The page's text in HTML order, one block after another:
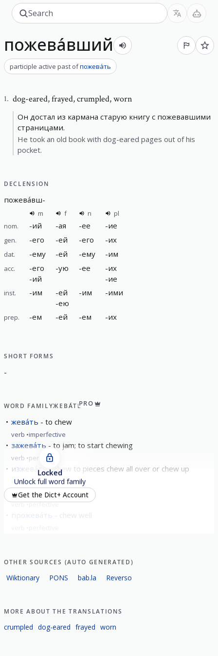
пожева́вший
participle active past ofпожева́ть
1. dog-eared,frayed, crumpled, worn
Он достал из кармана старую книгу с пожевавшими
страницами.
He took an old book with dog-eared pages out of his
pocket.
DECLENSION
пожева́вш-
m f n
pl
nom.
-ий -ая -ее -ие
gen. -его -ей -его -их
dat. -ему -ей -ему -им
acc. -его
-ий
-ую -ее -их
-ие
inst. -им -ей
-ею
-им -ими
prep. -ем -ей -ем -их
SHORT FORMS
-
WORD FAMILYЖЕВА́ТЬPRO
жева́ть to chew
verb imperfective
зажева́ть to jam; to start chewing
verb perfective
изжева́ть chew to pieces chew all over or chew up
verb perfective
пожева́ть chew
verb perfective
прожева́ть
Locked
Unlock full word family
Get the Dict+ Account
OTHER SOURCES (AUTO GENERATED)
Wiktionary PONS bab.la Reverso
MORE ABOUT THE TRANSLATIONS
crumpled dog-eared frayed worn